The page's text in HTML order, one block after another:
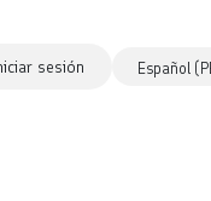
sesión Español